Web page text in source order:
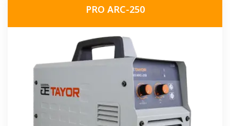
PRO ARC-250